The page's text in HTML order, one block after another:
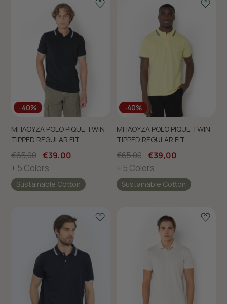
-40%
ΜΠΛΟΥΖΑ POLO PIQUE TWIN
TIPPED REGULAR FIT
€65,00 €39,00
+ 5 Colors
Sustainable Cotton
-40%
ΜΠΛΟΥΖΑ POLO PIQUE TWIN
TIPPED REGULAR FIT
€65,00 €39,00
+ 5 Colors
Sustainable Cotton